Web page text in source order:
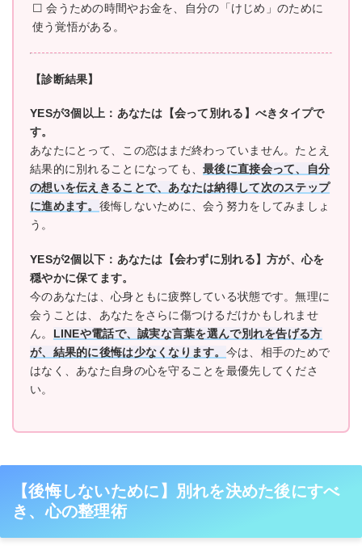
☐ 会うための時間やお金を、自分の「けじめ」のために
使う覚悟がある。
【診断結果】
YESが3個以上：あなたは【会って別れる】べきタイプで
す。
あなたにとって、この恋はまだ終わっていません。たとえ
結果的に別れることになっても、最後に直接会って、自分
の想いを伝えきることで、あなたは納得して次のステップ
に進めます。 後悔しないために、会う努力をしてみましょ
う。
YESが2個以下：あなたは【会わずに別れる】方が、心を
穏やかに保てます。
今のあなたは、心身ともに疲弊している状態です。無理に
会うことは、あなたをさらに傷つけるだけかもしれませ
ん。 LINEや電話で、誠実な言葉を選んで別れを告げる方
が、結果的に後悔は少なくなります。 今は、相手のためで
はなく、あなた自身の心を守ることを最優先してくださ
い。
【後悔しないために】別れを決めた後にすべ
き、心の整理術